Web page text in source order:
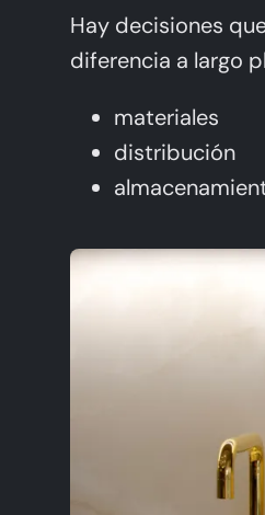
Hay decisiones
diferencia a largo
materiales
distribución